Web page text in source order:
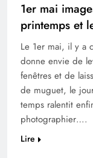
1er mai
printemps et
Le 1er mai, il y a
donne envie de
fenêtres et de
de muguet, le
temps ralentit
photographier….
Lire